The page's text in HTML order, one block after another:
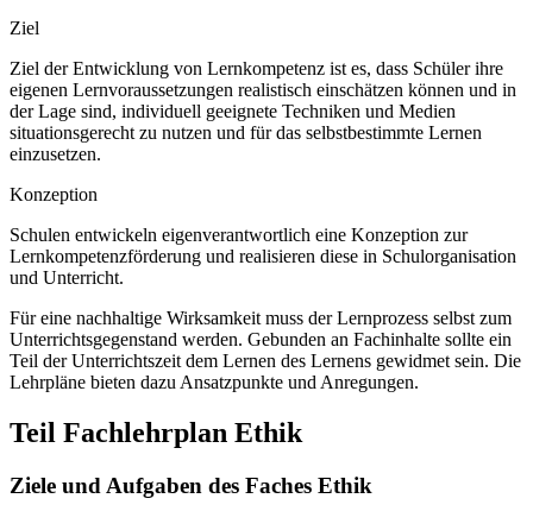
Ziel
Ziel der Entwicklung von Lernkompetenz ist es, dass Schüler ihre
eigenen Lernvoraussetzungen realistisch einschätzen können und in
der Lage sind, individuell geeignete Techniken und Medien
situationsgerecht zu nutzen und für das selbstbestimmte Lernen
einzusetzen.
Konzeption
Schulen entwickeln eigenverantwortlich eine Konzeption zur
Lernkompetenzförderung und realisieren diese in Schulorganisation
und Unterricht.
Für eine nachhaltige Wirksamkeit muss der Lernprozess selbst zum
Unterrichtsgegenstand werden. Gebunden an Fachinhalte sollte ein
Teil der Unterrichtszeit dem Lernen des Lernens gewidmet sein. Die
Lehrpläne bieten dazu Ansatzpunkte und Anregungen.
Teil Fachlehrplan Ethik
Ziele und Aufgaben des Faches Ethik